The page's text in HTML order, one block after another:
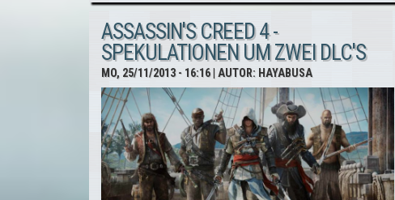
Creed 4:
Black Flag
nominiert
für "Best
Action
Adventure"
ASSASSIN'S CREED 4 -
SPEKULATIONEN UM ZWEI DLC'S
MO, 25/11/2013 - 16:16| AUTOR: HAYABUSA